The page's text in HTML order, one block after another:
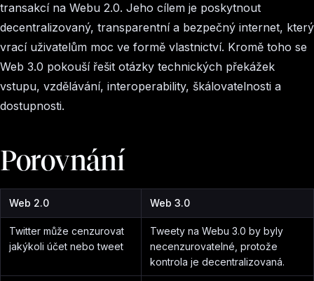
transakcí na Webu 2.0. Jeho cílem je poskytnout
decentralizovaný, transparentní a bezpečný internet, který
vrací uživatelům moc ve formě vlastnictví. Kromě toho se
Web 3.0 pokouší řešit otázky technických překážek
vstupu, vzdělávání, interoperability, škálovatelnosti a
dostupnosti.
Porovnání
Web 2.0 Web 3.0
Twitter může cenzurovat
jakýkoli účet nebo tweet
Tweety na Webu 3.0 by byly
necenzurovatelné, protože
kontrola je decentralizovaná.